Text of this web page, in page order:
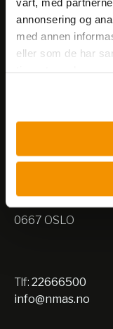
annonsering og
med annen
eller som de har
Nils Hansens vei 8
0667 OSLO
Tlf: 22666500
info@nmas.no